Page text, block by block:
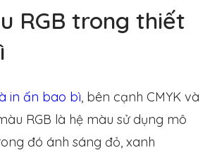
RGB trong thiết
in ấn bao bì, bên cạnh CMYK và
RGB là hệ màu sử dụng mô
đó ánh sáng đỏ, xanh